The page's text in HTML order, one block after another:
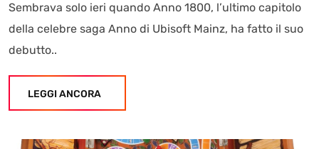
Sembrava solo ieri quando Anno 1800, l’ultimo capitolo
della celebre saga Anno di Ubisoft Mainz, ha fatto il suo
debutto..
LEGGI ANCORA